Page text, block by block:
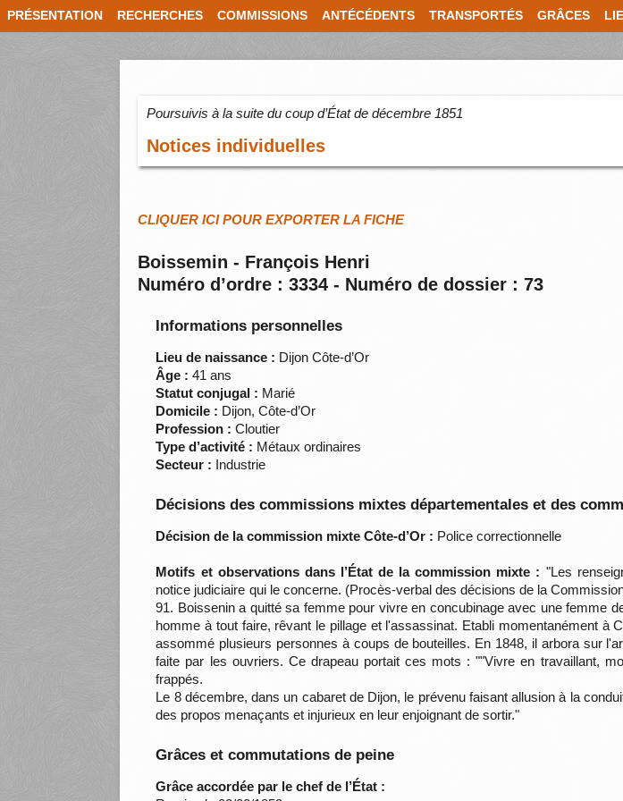
PRÉSENTATION RECHERCHES COMMISSIONS ANTÉCÉDENTS TRANSPORTÉS GRÂCES
Poursuivis à la suite du coup d’État de décembre 1851
Notices individuelles
CLIQUER ICI POUR EXPORTER LA FICHE
Boissemin - François Henri
Numéro d’ordre : 3334 - Numéro de dossier : 73
Informations personnelles
Lieu de naissance : Dijon Côte-d’Or
Âge : 41 ans
Statut conjugal : Marié
Domicile : Dijon, Côte-d’Or
Profession : Cloutier
Type d’activité : Métaux ordinaires
Secteur : Industrie
Décisions des commissions mixtes départementales et des
Décision de la commission mixte Côte-d’Or : Police correctionnelle
Motifs et observations dans l’État de la commission mixte : "Les
notice judiciaire qui le concerne. (Procès-verbal des décisions de la
91. Boissenin a quitté sa femme pour vivre en concubinage avec une femme
homme à tout faire, rêvant le pillage et l'assassinat. Etabli momentanément
assommé plusieurs personnes à coups de bouteilles. En 1848, il arbora sur
faite par les ouvriers. Ce drapeau portait ces mots : ""Vivre en travaillant,
frappés.
Le 8 décembre, dans un cabaret de Dijon, le prévenu faisant allusion à la
des propos menaçants et injurieux en leur enjoignant de sortir."
Grâces et commutations de peine
Grâce accordée par le chef de l’État :